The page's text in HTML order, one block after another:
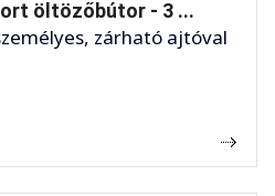
öltözőbútor - 3 ...
zárható ajtóval